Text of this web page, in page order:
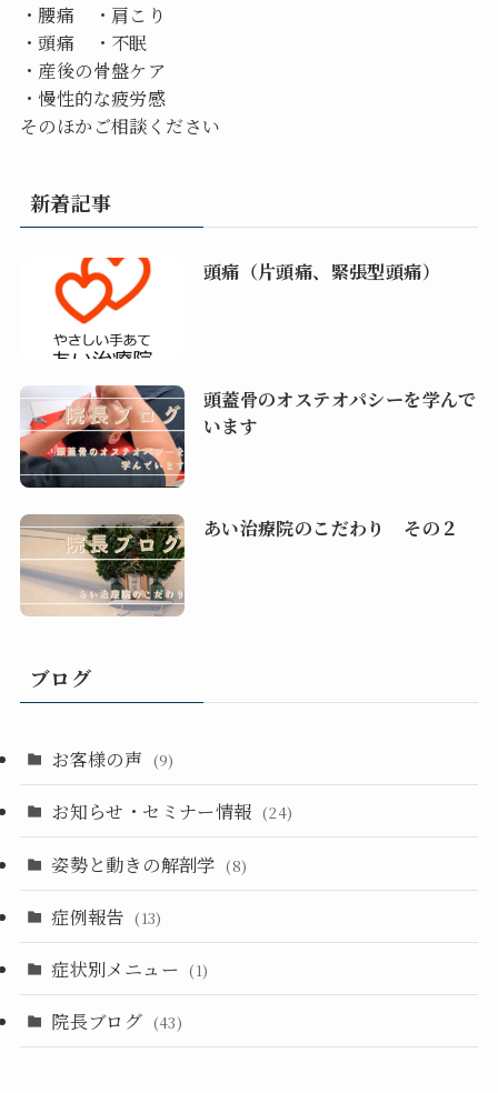
・腰痛 ・肩こり
・頭痛 ・不眠
・産後の骨盤ケア
・慢性的な疲労感
そのほかご相談ください
新着記事
頭痛（片頭痛、緊張型頭痛）
頭蓋骨のオステオパシーを学んで
います
あい治療院のこだわり その２
ブログ
お客様の声 (9)
お知らせ・セミナー情報 (24)
姿勢と動きの解剖学 (8)
症例報告 (13)
症状別メニュー (1)
院長ブログ (43)